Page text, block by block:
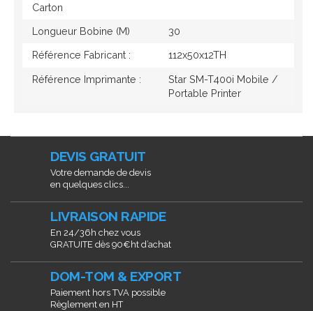
Carton
Longueur Bobine (M) 30
Référence Fabricant : 112x50x12TH
Référence Imprimante :
Star SM-T400i Mobile /
Portable Printer
DEVIS GRATUIT
Votre demande de devis
en quelques clics...
LIVRAISON RAPIDE
En 24/36h chez vous
GRATUITE dès 90€ht d’achat
DOM-TOM & EXPORT
Paiement hors TVA possible
Règlement en HT